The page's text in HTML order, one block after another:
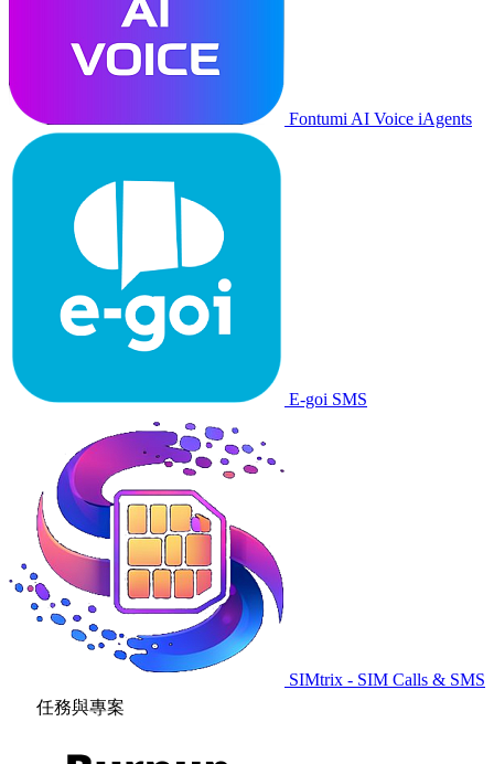
Fontumi AI Voice iAgents
E-goi SMS
SIMtrix - SIM Calls & SMS
任務與專案